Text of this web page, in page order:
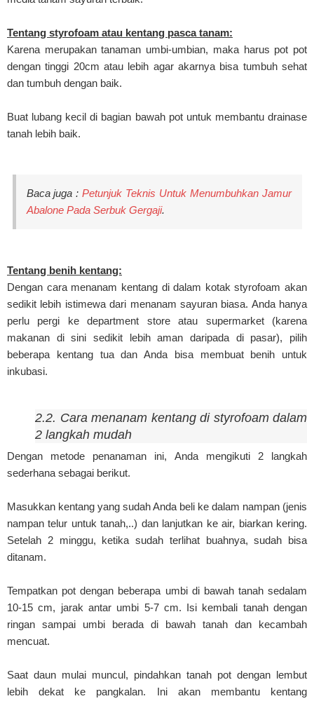
Tentang styrofoam atau kentang pasca tanam:
Karena merupakan tanaman umbi-umbian, maka harus pot pot
dengan tinggi 20cm atau lebih agar akarnya bisa tumbuh sehat
dan tumbuh dengan baik.
Buat lubang kecil di bagian bawah pot untuk membantu drainase
tanah lebih baik.
Baca juga :Petunjuk Teknis Untuk Menumbuhkan Jamur
Abalone Pada Serbuk Gergaji.
Tentang benih kentang:
Dengan cara menanam kentang di dalam kotak styrofoam akan
sedikit lebih istimewa dari menanam sayuran biasa. Anda hanya
perlu pergi ke department store atau supermarket (karena
makanan di sini sedikit lebih aman daripada di pasar), pilih
beberapa kentang tua dan Anda bisa membuat benih untuk
inkubasi.
2.2. Cara menanam kentang di styrofoam dalam
2 langkah mudah
Dengan metode penanaman ini, Anda mengikuti 2 langkah
sederhana sebagai berikut.
Masukkan kentang yang sudah Anda beli ke dalam nampan (jenis
nampan telur untuk tanah,..) dan lanjutkan ke air, biarkan kering.
Setelah 2 minggu, ketika sudah terlihat buahnya, sudah bisa
ditanam.
Tempatkan pot dengan beberapa umbi di bawah tanah sedalam
10-15 cm, jarak antar umbi 5-7 cm. Isi kembali tanah dengan
ringan sampai umbi berada di bawah tanah dan kecambah
mencuat.
Saat daun mulai muncul, pindahkan tanah pot dengan lembut
lebih dekat ke pangkalan. Ini akan membantu kentang